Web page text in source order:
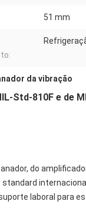
51 mm
da vibração
Std-810F e de
do
standard
suporte laboral para